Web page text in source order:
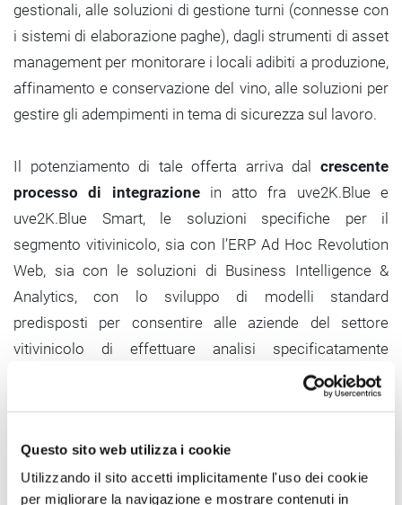
Questo sito web utilizza i cookie
Utilizzando il sito accetti implicitamente l'uso dei cookie
per migliorare la navigazione e mostrare contenuti in
gestionali, alle soluzioni di gestione turni (connesse con
i sistemi di elaborazione paghe), dagli strumenti di asset
management per monitorare i locali adibiti a produzione,
affinamento e conservazione del vino, alle soluzioni per
gestire gli adempimenti in tema di sicurezza sul lavoro.
Il potenziamento di tale offerta arriva dal crescente
processo di integrazionein atto fra uve2K.Blue e
uve2K.Blue Smart, le soluzioni specifiche per il
segmento vitivinicolo, sia con l’ERP Ad Hoc Revolution
Web, sia con le soluzioni di Business Intelligence &
Analytics, con lo sviluppo di modelli standard
predisposti per consentire alle aziende del settore
vitivinicolo di effettuare analisi specificatamente
dal 06 al 09 aprile, aprendo così un dialogo con gli
operatori del settore sull’importanza della